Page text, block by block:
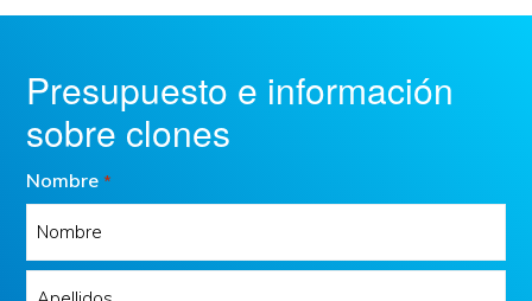
Presupuesto e información
sobre clones
Nombre *
Nombre